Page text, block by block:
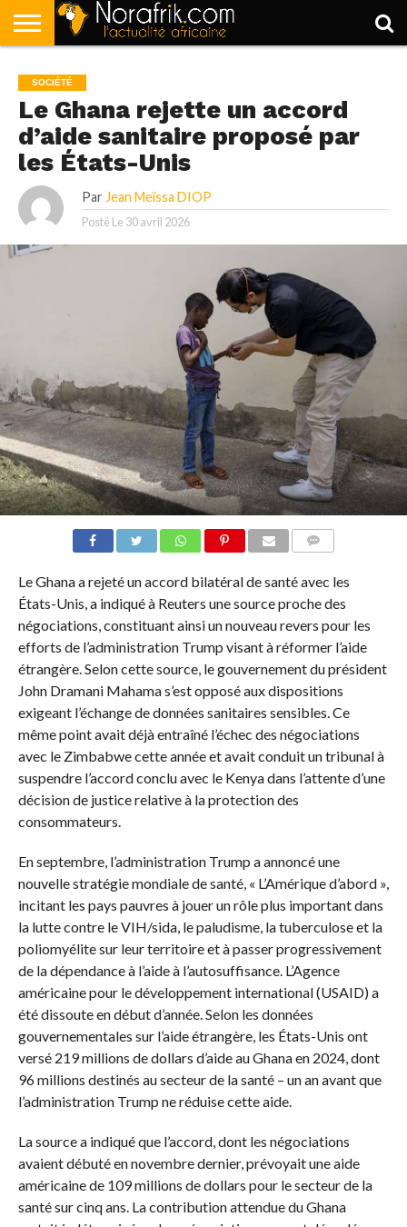
POLITIQUE
SOCIÉTÉ
ECONOMIE
SPORT
LIFESTYLE
SOCIÉTÉ
Le Ghana rejette un accord
d’aide sanitaire proposé par
les États-Unis
Par Jean Meïssa DIOP
Posté Le 30 avril 2026
Le Ghana a rejeté un accord bilatéral de santé avec les
États-Unis, a indiqué à Reuters une source proche des
négociations, constituant ainsi un nouveau revers pour les
efforts de l’administration Trump visant à réformer l’aide
étrangère. Selon cette source, le gouvernement du président
John Dramani Mahama s’est opposé aux dispositions
exigeant l’échange de données sanitaires sensibles. Ce
même point avait déjà entraîné l’échec des négociations
avec le Zimbabwe cette année et avait conduit un tribunal à
suspendre l’accord conclu avec le Kenya dans l’attente d’une
décision de justice relative à la protection des
consommateurs.
En septembre, l’administration Trump a annoncé une
nouvelle stratégie mondiale de santé, « L’Amérique d’abord »,
incitant les pays pauvres à jouer un rôle plus important dans
la lutte contre le VIH/sida, le paludisme, la tuberculose et la
poliomyélite sur leur territoire et à passer progressivement
de la dépendance à l’aide à l’autosuffisance. L’Agence
américaine pour le développement international (USAID) a
été dissoute en début d’année. Selon les données
gouvernementales sur l’aide étrangère, les États-Unis ont
versé 219 millions de dollars d’aide au Ghana en 2024, dont
96 millions destinés au secteur de la santé – un an avant que
l’administration Trump ne réduise cette aide.
La source a indiqué que l’accord, dont les négociations
avaient débuté en novembre dernier, prévoyait une aide
américaine de 109 millions de dollars pour le secteur de la
santé sur cinq ans. La contribution attendue du Ghana